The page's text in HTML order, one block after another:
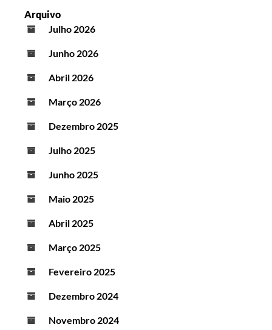
Arquivo
Julho 2026
Junho 2026
Abril 2026
Março 2026
Dezembro 2025
Julho 2025
Junho 2025
Maio 2025
Abril 2025
Março 2025
Fevereiro 2025
Dezembro 2024
Novembro 2024